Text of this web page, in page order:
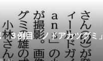
３例目 ノドアカツグミ」